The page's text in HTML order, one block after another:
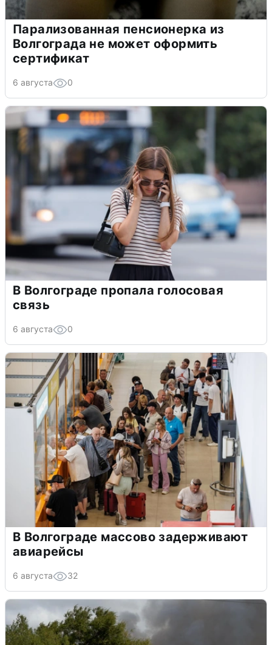
Парализованная пенсионерка из
Волгограда не может оформить
сертификат
6 августа 0
В Волгограде пропала голосовая
связь
6 августа 0
В Волгограде массово задерживают
авиарейсы
6 августа 32